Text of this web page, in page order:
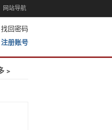
网站导航
找回密码
注册账号
﹥